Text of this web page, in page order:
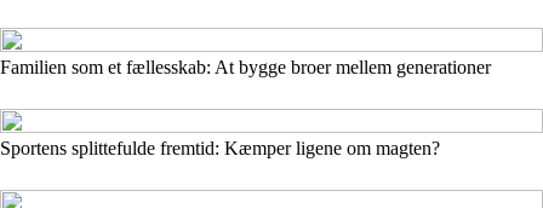
Familien som et fællesskab: At bygge broer mellem generationer
Sportens splittefulde fremtid: Kæmper ligene om magten?